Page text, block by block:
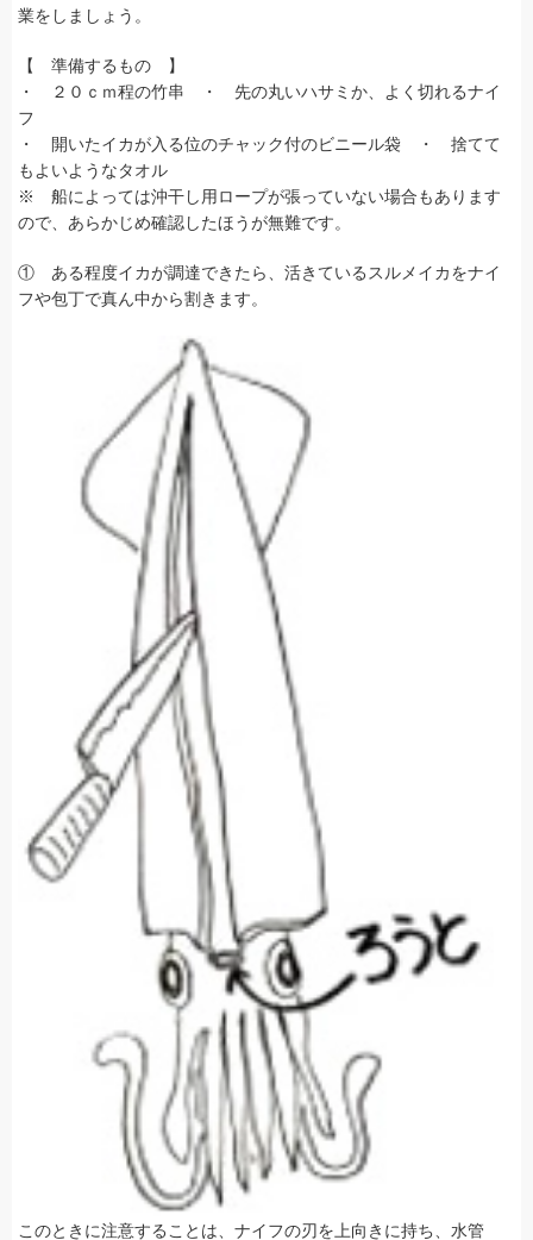
業をしましょう。
【 準備するもの 】
・ ２０ｃｍ程の竹串 ・ 先の丸いハサミか、よく切れるナイ
フ
・ 開いたイカが入る位のチャック付のビニール袋 ・ 捨てて
もよいようなタオル
※ 船によっては沖干し用ロープが張っていない場合もあります
ので、あらかじめ確認したほうが無難です。
① ある程度イカが調達できたら、活きているスルメイカをナイ
フや包丁で真ん中から割きます。
このときに注意することは、ナイフの刃を上向きに持ち、水管